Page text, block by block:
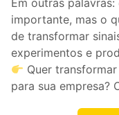
Em outras
importante, mas o
de transformar
experimentos e
Quer
para sua empresa?